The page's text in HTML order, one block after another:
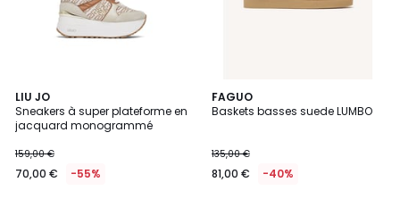
LIU JO
Sneakers à super plateforme en
jacquard monogrammé
159,00 €
70,00 € -55%
FAGUO
Baskets basses suede LUMBO
135,00 €
81,00 € -40%